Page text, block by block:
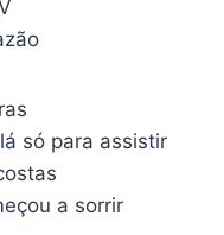
só para assistir
a sorrir